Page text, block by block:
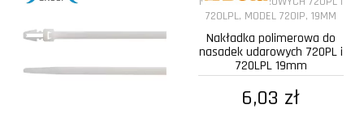
Nakładka polimerowa do
nasadek udarowych 720PL i
720LPL 19mm
6,03 zł